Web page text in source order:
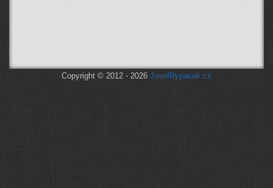
Copyright © 2012 - 2026 JosefRypacek.cz